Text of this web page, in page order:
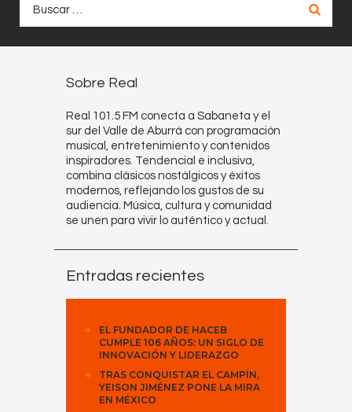
Sobre Real
Real 101.5 FM conecta a Sabaneta y el
sur del Valle de Aburrá con programación
musical, entretenimiento y contenidos
inspiradores. Tendencial e inclusiva,
combina clásicos nostálgicos y éxitos
modernos, reflejando los gustos de su
audiencia. Música, cultura y comunidad
se unen para vivir lo auténtico y actual.
Entradas recientes
EL FUNDADOR DE HACEB
CUMPLE 106 AÑOS: UN SIGLO DE
INNOVACIÓN Y LIDERAZGO
TRAS CONQUISTAR EL CAMPÍN,
YEISON JIMÉNEZ PONE LA MIRA
EN MÉXICO